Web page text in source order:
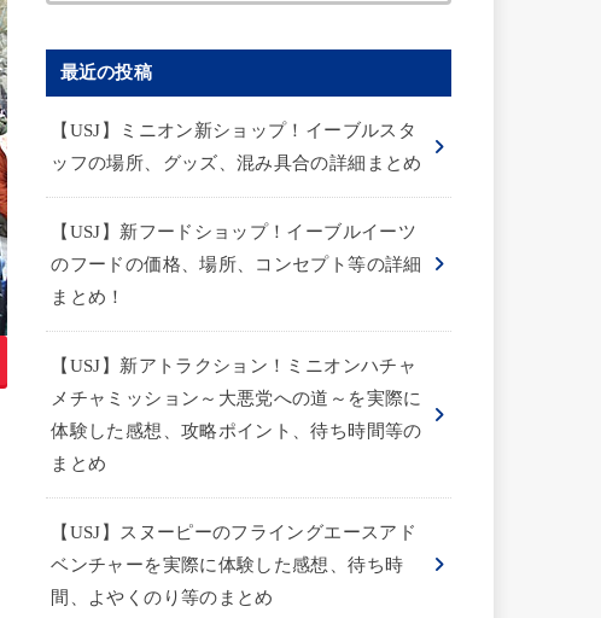
最近の投稿
【USJ】ミニオン新ショップ！イーブルスタ
ッフの場所、グッズ、混み具合の詳細まとめ
【USJ】新フードショップ！イーブルイーツ
のフードの価格、場所、コンセプト等の詳細
まとめ！
【USJ】新アトラクション！ミニオンハチャ
メチャミッション～大悪党への道～を実際に
体験した感想、攻略ポイント、待ち時間等の
まとめ
【USJ】スヌーピーのフライングエースアド
ベンチャーを実際に体験した感想、待ち時
間、よやくのり等のまとめ